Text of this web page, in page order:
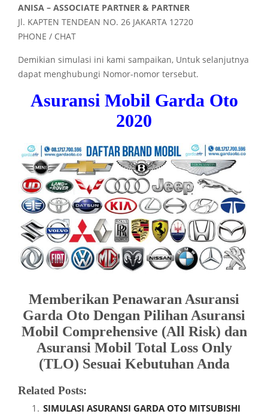
ANISA – ASSOCIATE PARTNER & PARTNER
Jl. KAPTEN TENDEAN NO. 26 JAKARTA 12720
PHONE / CHAT
Demikian simulasi ini kami sampaikan, Untuk selanjutnya
dapat menghubungi Nomor-nomor tersebut.
Asuransi Mobil Garda Oto
2020
Memberikan Penawaran Asuransi
Garda Oto Dengan Pilihan Asuransi
Mobil Comprehensive (All Risk) dan
Asuransi Mobil Total Loss Only
(TLO) Sesuai Kebutuhan Anda
Related Posts:
SIMULASI ASURANSI GARDA OTO MITSUBISHI